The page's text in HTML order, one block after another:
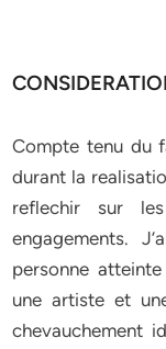
Compte tenu du
durant la
reflechir sur
engagements.
personne
une artiste et
chevauchement